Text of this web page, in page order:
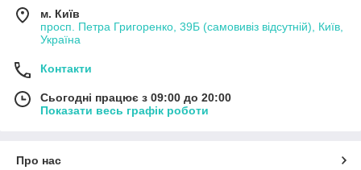
м. Київ
просп. Петра Григоренко, 39Б (самовивіз відсутній), Київ,
Україна
Контакти
Сьогодні працює з 09:00 до 20:00
Показати весь графік роботи
Про нас